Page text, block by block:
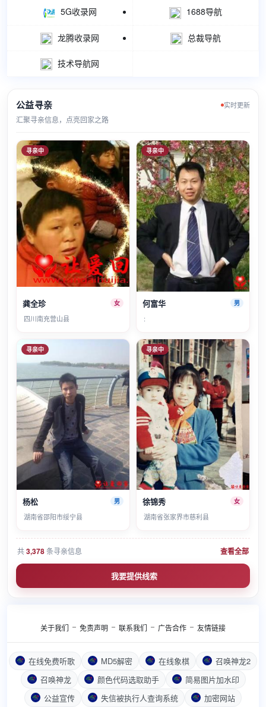
5G收录网 1688导航
龙腾收录网 总裁导航
技术导航网
公益寻亲 实时更新
汇聚寻亲信息，点亮回家之路
寻亲中
龚全珍 女
四川南充营山县
寻亲中
何富华 男
:
寻亲中
杨松 男
湖南省邵阳市绥宁县
寻亲中
徐锦秀 女
湖南省张家界市慈利县
共3,378条寻亲信息 查看全部
我要提供线索
关于我们 免责声明 联系我们 广告合作 友情链接
在线免费听歌 MD5解密 在线象棋
召唤神龙2
召唤神龙
颜色代码选取助手
简易图片加水印
公益宣传
失信被执行人查询系统 加密网站